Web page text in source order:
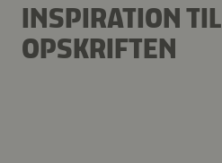
INSPIRATION TIL
OPSKRIFTEN